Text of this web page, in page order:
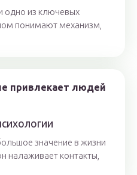
одно из ключевых
понимают механизм,
значение в жизни
налаживает контакты,